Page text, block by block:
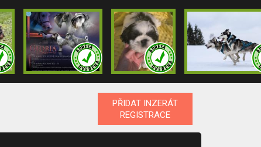
PŘIDAT INZERÁT
REGISTRACE